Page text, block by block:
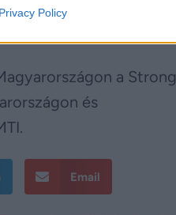
Privacy Policy
összehangolt védelmi
a Strong
és
Email